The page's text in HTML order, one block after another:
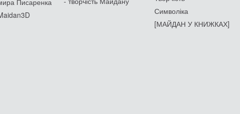
Символіка
[МАЙДАН У КНИЖКАХ]